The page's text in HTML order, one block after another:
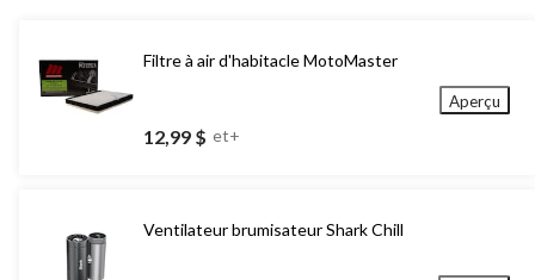
Filtre à air d'habitacle MotoMaster
12,99 $ et+
Aperçu
Ventilateur brumisateur Shark Chill